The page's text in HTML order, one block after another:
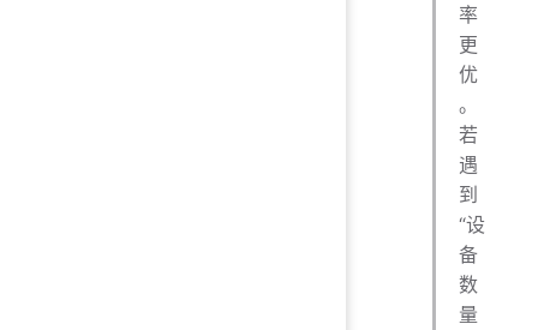
率
更
优
。
若
遇
到
“设
备
数
量